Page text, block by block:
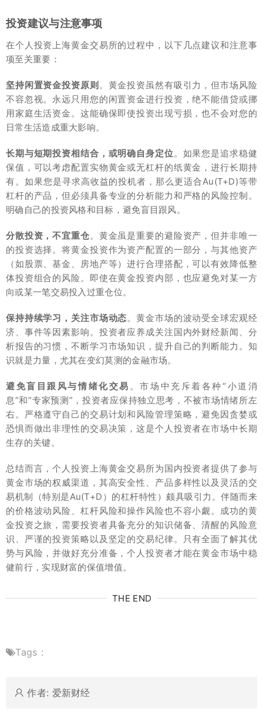
投资建议与注意事项
在个人投资上海黄金交易所的过程中，以下几点建议和注意事
项至关重要：
坚持闲置资金投资原则 。黄金投资虽然有吸引力，但市场风险
不容忽视。永远只用您的闲置资金进行投资，绝不能借贷或挪
用家庭生活资金。这能确保即使投资出现亏损，也不会对您的
日常生活造成重大影响。
长期与短期投资相结合，或明确自身定位。如果您是追求稳健
保值，可以考虑配置实物黄金或无杠杆的纸黄金，进行长期持
有。如果您是寻求高收益的投机者，那么更适合Au(T+D)等带
杠杆的产品，但必须具备专业的分析能力和严格的风险控制。
明确自己的投资风格和目标，避免盲目跟风。
分散投资，不宜重仓。黄金虽是重要的避险资产，但并非唯一
的投资选择。将黄金投资作为资产配置的一部分，与其他资产
（如股票、基金、房地产等）进行合理搭配，可以有效降低整
体投资组合的风险。即使在黄金投资内部，也应避免对某一方
向或某一笔交易投入过重仓位。
保持持续学习，关注市场动态。黄金市场的波动受全球宏观经
济、事件等因素影响。投资者应养成关注国内外财经新闻、分
析报告的习惯，不断学习市场知识，提升自己的判断能力。知
识就是力量，尤其在变幻莫测的金融市场。
避免盲目跟风与情绪化交易 。市场中充斥着各种“小道消
息”和“专家预测”，投资者应保持独立思考，不被市场情绪所左
右。严格遵守自己的交易计划和风险管理策略，避免因贪婪或
恐惧而做出非理性的交易决策，这是个人投资者在市场中长期
生存的关键。
总结而言，个人投资上海黄金交易所为国内投资者提供了参与
黄金市场的权威渠道，其高安全性、产品多样性以及灵活的交
易机制（特别是Au(T+D）的杠杆特性）颇具吸引力。伴随而来
的价格波动风险、杠杆风险和操作风险也不容小觑。成功的黄
金投资之旅，需要投资者具备充分的知识储备、清醒的风险意
识、严谨的投资策略以及坚定的交易纪律。只有全面了解其优
势与风险，并做好充分准备，个人投资者才能在黄金市场中稳
健前行，实现财富的保值增值。
THE END
Tags：
作者: 爱新财经